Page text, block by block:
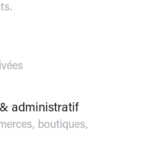
administratif
boutiques,